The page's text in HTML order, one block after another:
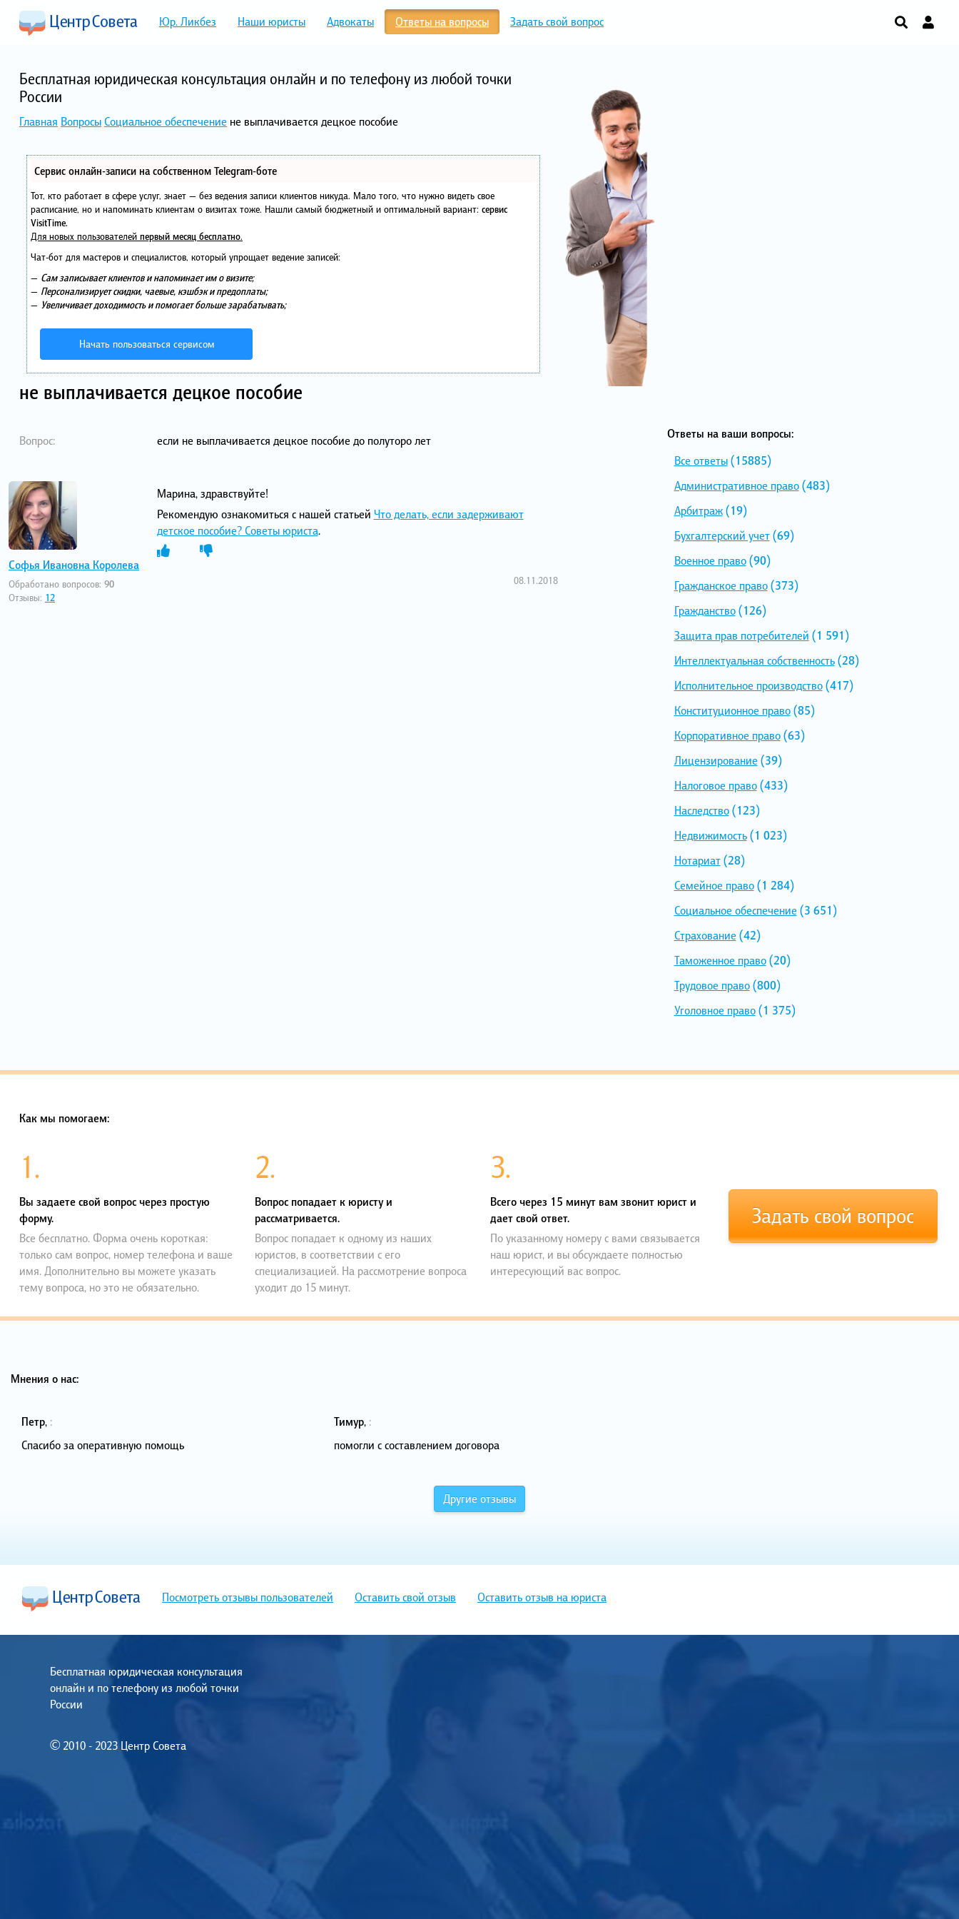
Юр. Ликбез Наши юристы Адвокаты Ответы на вопросы Задать свой вопрос
Бесплатная юридическая консультация онлайн и по телефону из любой точки
России
Главная ВопросыСоциальное обеспечение не выплачивается децкое пособие
Сервис онлайн-записи на собственном Telegram-боте
Тот, кто работает в сфере услуг, знает — без ведения записи клиентов никуда. Мало того, что нужно видеть свое
расписание, но и напоминать клиентам о визитах тоже. Нашли самый бюджетный и оптимальный вариант: сервис
VisitTime.
Для новых пользователей первый месяц бесплатно.
Чат-бот для мастеров и специалистов, который упрощает ведение записей:
— Сам записывает клиентов и напоминает им о визите;
— Персонализирует скидки, чаевые, кэшбэк и предоплаты;
— Увеличивает доходимость и помогает больше зарабатывать;
Начать пользоваться сервисом
не выплачивается децкое пособие
Вопрос: если не выплачивается децкое пособие до полуторо лет
Софья Ивановна Королева
Обработано вопросов: 90
Отзывы: 12
Марина, здравствуйте!
Рекомендую ознакомиться с нашей статьей Что делать, если задерживают
детское пособие? Советы юриста.
08.11.2018
Ответы на ваши вопросы:
Все ответы(15885)
Административное право(483)
Арбитраж(19)
Бухгалтерский учет(69)
Военное право(90)
Гражданское право(373)
Гражданство(126)
Защита прав потребителей (1 591)
Интеллектуальная собственность(28)
Исполнительное производство(417)
Конституционное право(85)
Корпоративное право(63)
Лицензирование (39)
Налоговое право(433)
Наследство(123)
Недвижимость(1 023)
Нотариат(28)
Семейное право(1 284)
Социальное обеспечение (3 651)
Страхование (42)
Таможенное право(20)
Трудовое право(800)
Уголовное право(1 375)
Как мы помогаем:
1.
Вы задаете свой вопрос через простую
форму.
Все бесплатно. Форма очень короткая:
только сам вопрос, номер телефона и ваше
имя. Дополнительно вы можете указать
тему вопроса, но это не обязательно.
2.
Вопрос попадает к юристу и
рассматривается.
Вопрос попадает к одному из наших
юристов, в соответствии с его
специализацией. На рассмотрение вопроса
уходит до 15 минут.
3.
Всего через 15 минут вам звонит юрист и
дает свой ответ.
По указанному номеру с вами связывается
наш юрист, и вы обсуждаете полностью
интересующий вас вопрос.
Задать свой вопрос
Мнения о нас:
Петр, :
Спасибо за оперативную помощь
Тимур, :
помогли с составлением договора
Другие отзывы
Посмотреть отзывы пользователей Оставить свой отзыв Оставить отзыв на юриста
Бесплатная юридическая консультация
онлайн и по телефону из любой точки
России
© 2010 - 2023 Центр Совета